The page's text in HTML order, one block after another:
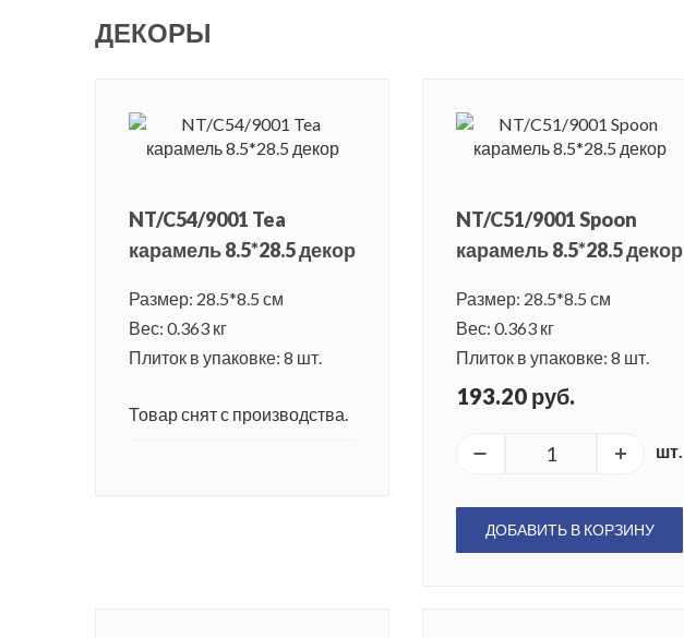
ДЕКОРЫ
NT/C54/9001 Tea
карамель 8.5*28.5 декор
Размер: 28.5*8.5 см
Вес: 0.363 кг
Плиток в упаковке: 8 шт.
Товар снят с производства.
NT/C51/9001 Spoon
карамель 8.5*28.5 декор
Размер: 28.5*8.5 см
Вес: 0.363 кг
Плиток в упаковке: 8 шт.
193.20 руб.
шт.
ДОБАВИТЬ В КОРЗИНУ